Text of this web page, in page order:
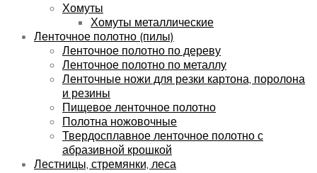
Хомуты
Хомуты металлические
Ленточное полотно (пилы)
Ленточное полотно по дереву
Ленточное полотно по металлу
Ленточные ножи для резки картона, поролона
и резины
Пищевое ленточное полотно
Полотна ножовочные
Твердосплавное ленточное полотно с
абразивной крошкой
Лестницы, стремянки, леса